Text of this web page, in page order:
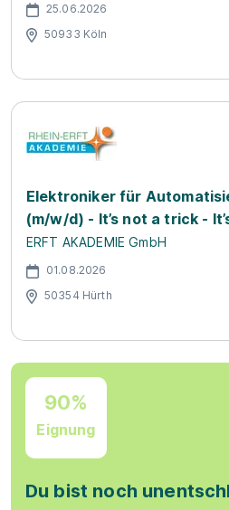
25.06.2026
50933 Köln
Elektroniker für
(m/w/d) - It’s not a trick -
ERFT AKADEMIE GmbH
01.08.2026
50354 Hürth
90%
Eignung
Du bist noch